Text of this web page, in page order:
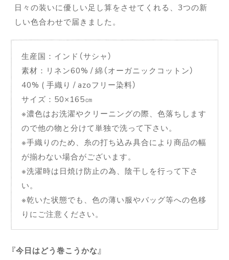
日々の装いに優しい足し算をさせてくれる、3つの新
しい色合わせで届きました。
生産国：インド（サシャ）
素材：リネン60% / 綿（オーガニックコットン）
40% ( 手織り / azoフリー染料）
サイズ：50×165㎝
※濃色はお洗濯やクリーニングの際、色落ちします
ので他の物と分けて単独で洗って下さい。
※手織りのため、糸の打ち込み具合により商品の幅
が揃わない場合がございます。
※洗濯時は日焼け防止の為、陰干しを行って下さ
い。
※乾いた状態でも、色の薄い服やバッグ等への色移
りにご注意ください。
今日はどう巻こうかな